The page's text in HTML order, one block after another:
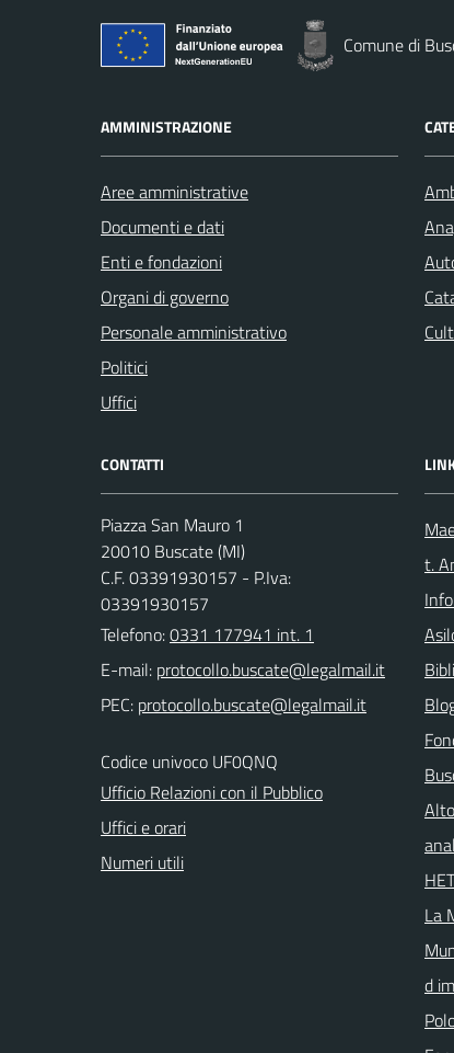
Comune di
AMMINISTRAZIONE
Aree amministrative
Documenti e dati
Enti e fondazioni
Organi di governo
Personale amministrativo
Politici
Uffici
CONTATTI
Piazza San Mauro 1
20010 Buscate (MI)
C.F. 03391930157 - P.Iva:
03391930157
Telefono:0331 177941 int. 1
E-mail:
PEC:
Codice univoco UF0QNQ
Ufficio Relazioni con il Pubblico
Uffici e orari
Numeri utili
t.
La
d